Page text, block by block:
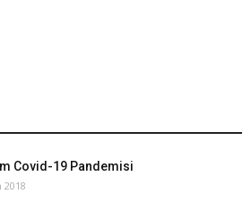
Covid-19 Pandemisi
2018